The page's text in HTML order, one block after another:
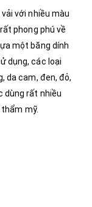
với nhiều màu
phong phú về
một băng dính
dụng, các loại
da cam, đen, đỏ,
dùng rất nhiều
mỹ.